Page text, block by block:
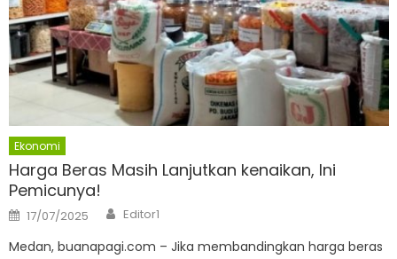
Ekonomi
Harga Beras Masih Lanjutkan kenaikan, Ini
Pemicunya!
Posted
on
17/07/2025 Author
Editor1
Medan, buanapagi.com – Jika membandingkan harga beras